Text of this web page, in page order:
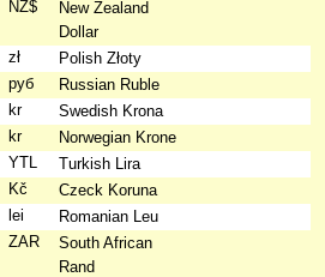
NZ$
New Zealand
Dollar
zł
Polish Złoty
руб
Russian Ruble
kr
Swedish Krona
kr
Norwegian Krone
YTL
Turkish Lira
Kč
Czeck Koruna
lei
Romanian Leu
ZAR
South African
Rand